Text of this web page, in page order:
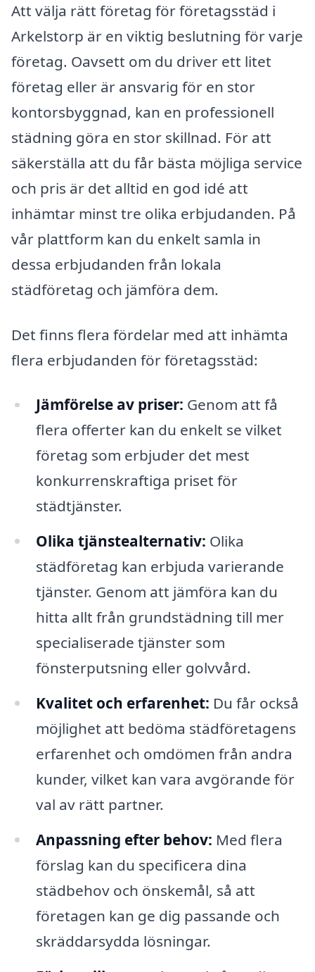
Att välja rätt företag för företagsstäd i
Arkelstorp är en viktig beslutning för varje
företag. Oavsett om du driver ett litet
företag eller är ansvarig för en stor
kontorsbyggnad, kan en professionell
städning göra en stor skillnad. För att
säkerställa att du får bästa möjliga service
och pris är det alltid en god idé att
inhämtar minst tre olika erbjudanden. På
vår plattform kan du enkelt samla in
dessa erbjudanden från lokala
städföretag och jämföra dem.
Det finns flera fördelar med att inhämta
flera erbjudanden för företagsstäd:
Jämförelse av priser: Genom att få
flera offerter kan du enkelt se vilket
företag som erbjuder det mest
konkurrenskraftiga priset för
städtjänster.
Olika tjänstealternativ: Olika
städföretag kan erbjuda varierande
tjänster. Genom att jämföra kan du
hitta allt från grundstädning till mer
specialiserade tjänster som
fönsterputsning eller golvvård.
Kvalitet och erfarenhet: Du får också
möjlighet att bedöma städföretagens
erfarenhet och omdömen från andra
kunder, vilket kan vara avgörande för
val av rätt partner.
Anpassning efter behov: Med flera
förslag kan du specificera dina
städbehov och önskemål, så att
företagen kan ge dig passande och
skräddarsydda lösningar.